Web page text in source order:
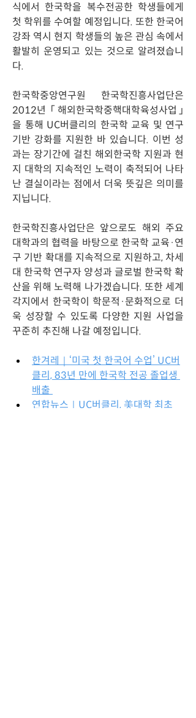
식에서 한국학을 복수전공한 학생들에게
첫 학위를 수여할 예정입니다. 또한 한국어
강좌 역시 현지 학생들의 높은 관심 속에서
활발히 운영되고 있는 것으로 알려졌습니
다.
한국학중앙연구원 한국학진흥사업단은
2012년 「해외한국학중핵대학육성사업」
을 통해 UC버클리의 한국학 교육 및 연구
기반 강화를 지원한 바 있습니다. 이번 성
과는 장기간에 걸친 해외한국학 지원과 현
지 대학의 지속적인 노력이 축적되어 나타
난 결실이라는 점에서 더욱 뜻깊은 의미를
지닙니다.
한국학진흥사업단은 앞으로도 해외 주요
대학과의 협력을 바탕으로 한국학 교육·연
구 기반 확대를 지속적으로 지원하고, 차세
대 한국학 연구자 양성과 글로벌 한국학 확
산을 위해 노력해 나가겠습니다. 또한 세계
각지에서 한국학이 학문적·문화적으로 더
욱 성장할 수 있도록 다양한 지원 사업을
꾸준히 추진해 나갈 예정입니다.
한겨레｜‘미국 첫 한국어 수업’ UC버
클리, 83년 만에 한국학 전공 졸업생
배출
연합뉴스｜UC버클리, 美대학 최초